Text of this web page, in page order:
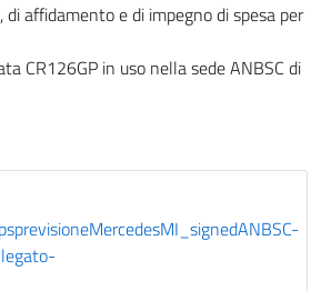
affidamento e di impegno di spesa per
CR126GP in uso nella sede ANBSC di